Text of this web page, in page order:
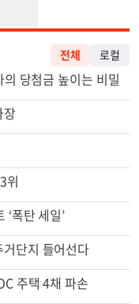
당첨금 높이는 비밀
위
폭탄 세일’
단지 들어선다